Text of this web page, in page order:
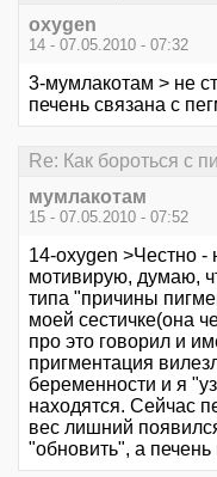
oxygen
14 - 07.05.2010 - 07:32
3-мумлакотам > не
печень связана с
Re: Как бороться с
мумлакотам
15 - 07.05.2010 - 07:52
14-oxygen >Честно -
мотивирую, думаю,
типа "причины
моей сестичке(она
про это говорил и
пригментация
беременности и я
находятся. Сейчас
вес лишний
"обновить", а печень